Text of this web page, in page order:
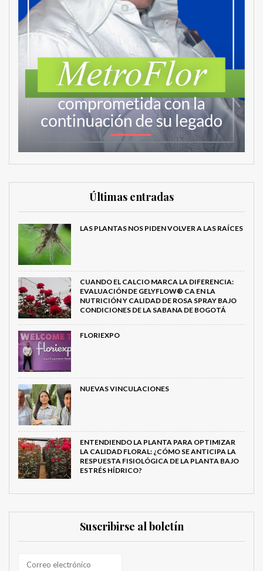
Últimas entradas
LAS PLANTAS NOS PIDEN VOLVER A LAS RAÍCES
CUANDO EL CALCIO MARCA LA DIFERENCIA:
EVALUACIÓN DE GELYFLOW® CA EN LA
NUTRICIÓN Y CALIDAD DE ROSA SPRAY BAJO
CONDICIONES DE LA SABANA DE BOGOTÁ
FLORIEXPO
NUEVAS VINCULACIONES
ENTENDIENDO LA PLANTA PARA OPTIMIZAR
LA CALIDAD FLORAL: ¿CÓMO SE ANTICIPA LA
RESPUESTA FISIOLÓGICA DE LA PLANTA BAJO
ESTRÉS HÍDRICO?
Suscribirse al boletín